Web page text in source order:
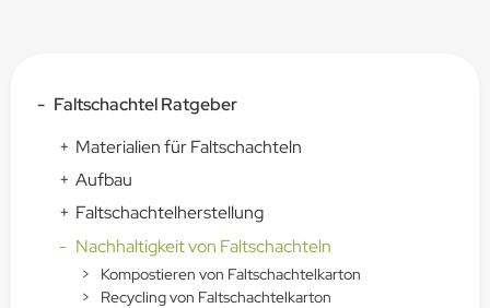
- Faltschachtel Ratgeber
+ Materialien für Faltschachteln
+ Aufbau
+ Faltschachtelherstellung
- Nachhaltigkeit von Faltschachteln
>
Kompostieren von Faltschachtelkarton
>
Recycling von Faltschachtelkarton